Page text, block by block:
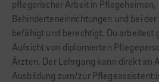
pflegerischer Arbeit in Pflegeheimen,
Behinderteneinrichtungen und bei
befähigt und berechtigt. Du arbeitest
Aufsicht von diplomierten
Ärzten. Der Lehrgang kann direkt im
Ausbildung zum/zur